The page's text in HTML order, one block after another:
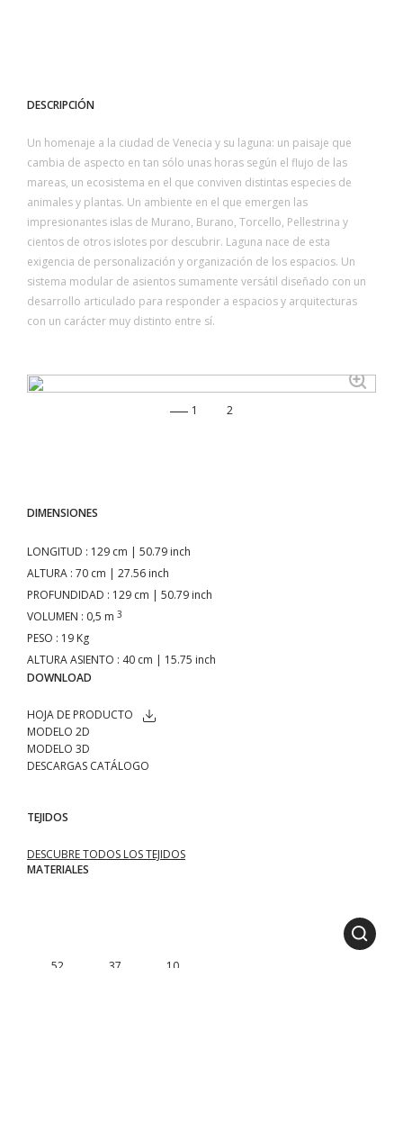
DESCRIPCIÓN
Un homenaje a la ciudad de Venecia y su laguna: un paisaje que
cambia de aspecto en tan sólo unas horas según el flujo de las
mareas, un ecosistema en el que conviven distintas especies de
animales y plantas. Un ambiente en el que emergen las
impresionantes islas de Murano, Burano, Torcello, Pellestrina y
cientos de otros islotes por descubrir. Laguna nace de esta
exigencia de personalización y organización de los espacios. Un
sistema modular de asientos sumamente versátil diseñado con un
desarrollo articulado para responder a espacios y arquitecturas
con un carácter muy distinto entre sí.
1 2
DIMENSIONES
LONGITUD : 129 cm | 50.79 inch
ALTURA : 70 cm | 27.56 inch
PROFUNDIDAD : 129 cm | 50.79 inch
VOLUMEN : 0,5 m 3
PESO : 19 Kg
ALTURA ASIENTO : 40 cm | 15.75 inch
DOWNLOAD
HOJA DE PRODUCTO
MODELO 2D
MODELO 3D
DESCARGAS CATÁLOGO
TEJIDOS
DESCUBRE TODOS LOS TEJIDOS
MATERIALES
.52 .37 .10